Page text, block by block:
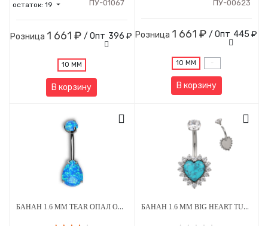
остаток: 19
ПУ-01067
Розница 1 661 ₽ / Опт 396 ₽
10 ММ
В корзину
ПУ-00623
Розница 1 661 ₽ / Опт 445 ₽
10 ММ -
В корзину
БАНАН 1.6 ММ TEAR ОПАЛ OP-05 5*8 ММ ВНУТРЕННЯЯ РЕЗЬБА ТИТАН БАНАН 1.6 ММ BIG HEART TURQUOISE STEEL CRYSTAL ВНУТРЕННЯЯ РЕЗЬБА ТИТАН